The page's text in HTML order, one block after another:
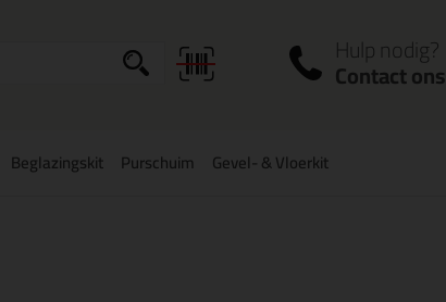
account
Hulp nodig?
Contact ons
Beglazingskit Purschuim Gevel- & Vloerkit